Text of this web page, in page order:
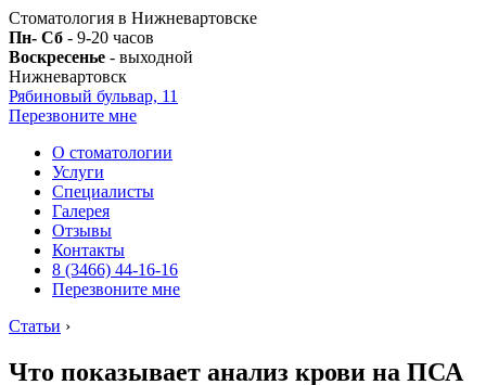
Стоматология в Нижневартовске
Пн- Сб - 9-20 часов
Воскресенье - выходной
Нижневартовск
Рябиновый бульвар, 11
Перезвоните мне
О стоматологии
Услуги
Специалисты
Галерея
Отзывы
Контакты
8 (3466) 44-16-16
Перезвоните мне
Статьи ›
Что показывает анализ крови на ПСА